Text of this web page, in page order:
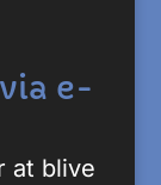
e-
at blive